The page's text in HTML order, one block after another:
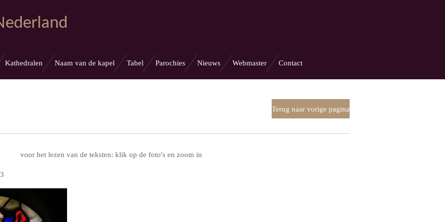
Kathedralen Naam van de kapel Tabel Parochies Nieuws Webmaster Contact
Terug naar vorige pagina
voor het lezen van de teksten: klik op de foto's en zoom in